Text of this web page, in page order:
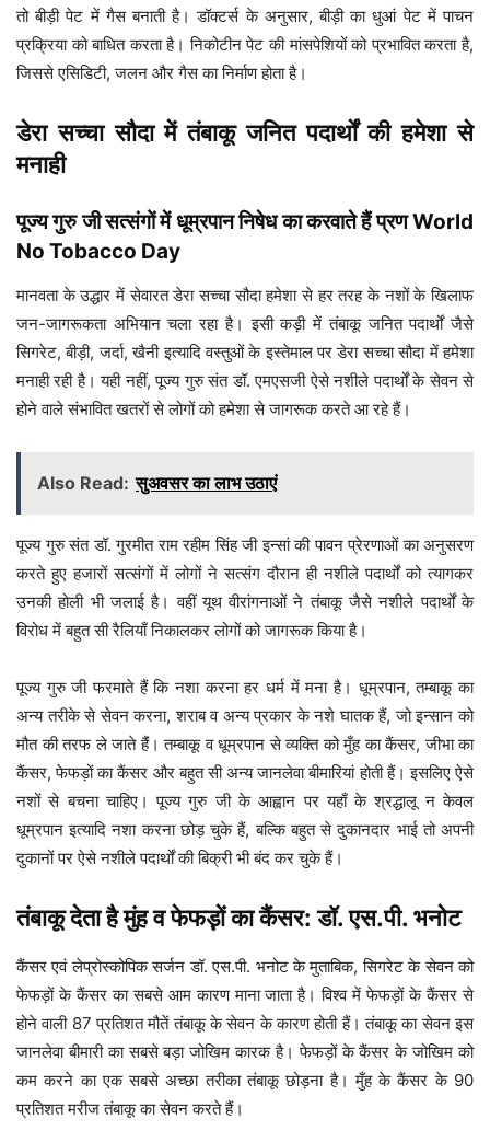
तो बीड़ी पेट में गैस बनाती है। डॉक्टर्स के अनुसार, बीड़ी का धुआं पेट में पाचन
प्रक्रिया को बाधित करता है। निकोटीन पेट की मांसपेशियों को प्रभावित करता है,
जिससे एसिडिटी, जलन और गैस का निर्माण होता है।
डेरा सच्चा सौदा में तंबाकू जनित पदार्थों की हमेशा से
मनाही
पूज्य गुरु जी सत्संगों में धूम्रपान निषेध का करवाते हैं प्रण World
No Tobacco Day
मानवता के उद्धार में सेवारत डेरा सच्चा सौदा हमेशा से हर तरह के नशों के खिलाफ
जन-जागरूकता अभियान चला रहा है। इसी कड़ी में तंबाकू जनित पदार्थों जैसे
सिगरेट, बीड़ी, जर्दा, खैनी इत्यादि वस्तुओं के इस्तेमाल पर डेरा सच्चा सौदा में हमेशा
मनाही रही है। यही नहीं, पूज्य गुरु संत डॉ. एमएसजी ऐसे नशीले पदार्थों के सेवन से
होने वाले संभावित खतरों से लोगों को हमेशा से जागरूक करते आ रहे हैं।
Also Read: सुअवसर का लाभ उठाएं
पूज्य गुरु संत डॉ. गुरमीत राम रहीम सिंह जी इन्सां की पावन प्रेरणाओं का अनुसरण
करते हुए हजारों सत्संगों में लोगों ने सत्संग दौरान ही नशीले पदार्थों को त्यागकर
उनकी होली भी जलाई है। वहीं यूथ वीरांगनाओं ने तंबाकू जैसे नशीले पदार्थों के
विरोध में बहुत सी रैलियाँ निकालकर लोगों को जागरूक किया है।
पूज्य गुरु जी फरमाते हैं कि नशा करना हर धर्म में मना है। धूम्रपान, तम्बाकू का
अन्य तरीके से सेवन करना, शराब व अन्य प्रकार के नशे घातक हैं, जो इन्सान को
मौत की तरफ ले जाते हैंं। तम्बाकू व धूम्रपान से व्यक्ति को मुँह का कैंसर, जीभा का
कैंसर, फेफड़ों का कैंसर और बहुत सी अन्य जानलेवा बीमारियां होती हैं। इसलिए ऐसे
नशों से बचना चाहिए। पूज्य गुरु जी के आह्वान पर यहाँ के श्रद्धालू न केवल
धूम्रपान इत्यादि नशा करना छोड़ चुके हैं, बल्कि बहुत से दुकानदार भाई तो अपनी
दुकानों पर ऐसे नशीले पदार्थों की बिक्री भी बंद कर चुके हैं।
तंबाकू देता है मुंह व फेफड़़ों का कैंसर: डॉ. एस.पी. भनोट
कैंसर एवं लेप्रोस्कोपिक सर्जन डॉ. एस.पी. भनोट के मुताबिक, सिगरेट के सेवन को
फेफड़ों के कैंसर का सबसे आम कारण माना जाता है। विश्व में फेफड़ों के कैंसर से
होने वाली 87 प्रतिशत मौतें तंबाकू के सेवन के कारण होती हैं। तंबाकू का सेवन इस
जानलेवा बीमारी का सबसे बड़ा जोखिम कारक है। फेफड़ों के कैंसर के जोखिम को
कम करने का एक सबसे अच्छा तरीका तंबाकू छोड़ना है। मुँह के कैंसर के 90
प्रतिशत मरीज तंबाकू का सेवन करते हैं।